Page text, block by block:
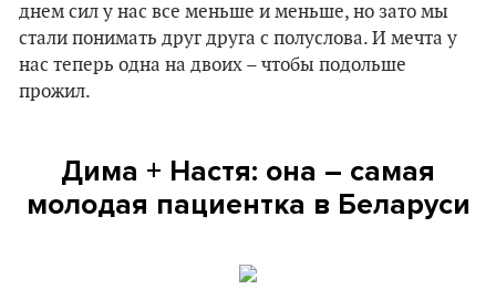
днем сил у нас все меньше и меньше, но зато мы
стали понимать друг друга с полуслова. И мечта у
нас теперь одна на двоих – чтобы подольше
прожил.
Дима + Настя: она – самая
молодая пациентка в Беларуси